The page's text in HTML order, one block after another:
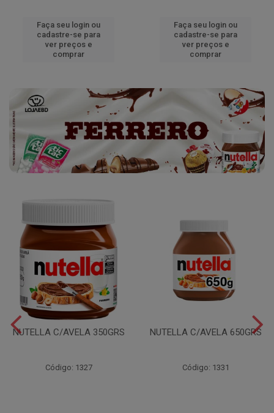
Faça seu login ou
cadastre-se para
ver preços e
comprar
Faça seu login ou
cadastre-se para
ver preços e
comprar
NUTELLA C/AVELA 350GRS
Código: 1327
NUTELLA C/AVELA 650GRS
Código: 1331